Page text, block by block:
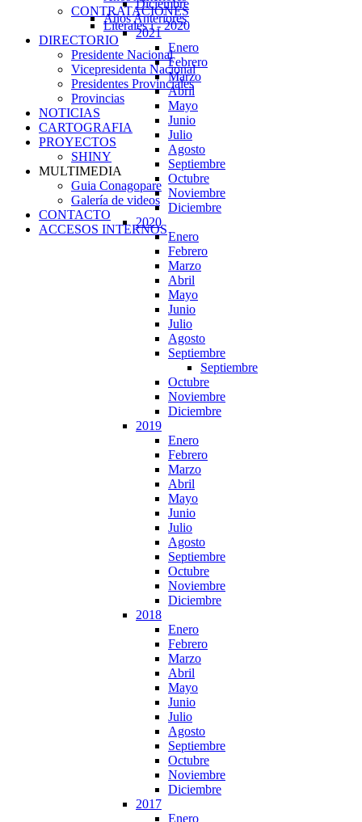
Diciembre
Años Anteriores
2021
Enero
Febrero
Marzo
Abril
Mayo
Junio
Julio
Agosto
Septiembre
Octubre
Noviembre
Diciembre
2020
Enero
Febrero
Marzo
Abril
Mayo
Junio
Julio
Agosto
Septiembre
Septiembre
Octubre
Noviembre
Diciembre
2019
Enero
Febrero
Marzo
Abril
Mayo
Junio
Julio
Agosto
Septiembre
Octubre
Noviembre
Diciembre
2018
Enero
Febrero
Marzo
Abril
Mayo
Junio
Julio
Agosto
Septiembre
Octubre
Noviembre
Diciembre
2017
Enero
CONTRATACIONES
Literales i - 2020
DIRECTORIO
Presidente Nacional
Vicepresidenta Nacional
Presidentes Provinciales
Provincias
NOTICIAS
CARTOGRAFIA
PROYECTOS
SHINY
MULTIMEDIA
Guia Conagopare
Galería de videos
CONTACTO
ACCESOS INTERNOS